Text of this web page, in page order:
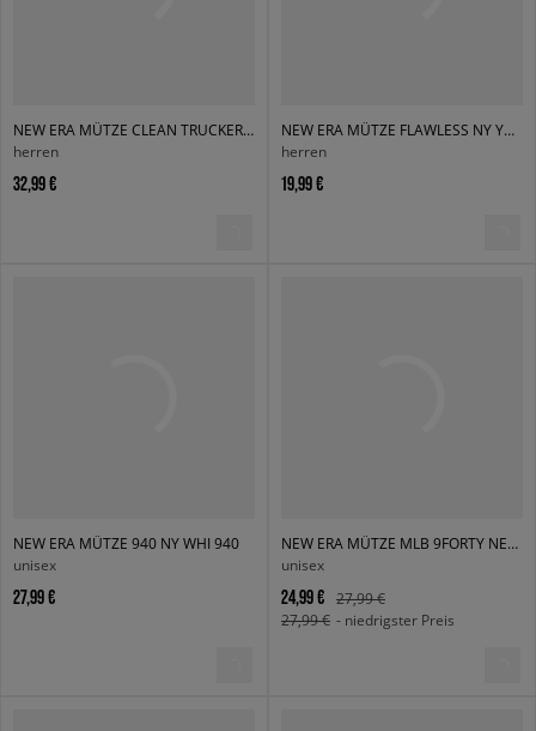
NEW ERA MÜTZE CLEAN TRUCKER NYY BLACK NEW YORK YANKEES BLK
herren
32,99 €
NEW ERA MÜTZE FLAWLESS NY YANKEES BLK
herren
19,99 €
NEW ERA MÜTZE 940 NY WHI 940
unisex
27,99 €
NEW ERA MÜTZE MLB 9FORTY NEW YORK YANKEES BAS NEW YORK YANKE
unisex
24,99 €
27,99 €
27,99 € - niedrigster Preis